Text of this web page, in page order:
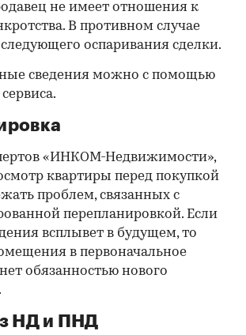
не имеет отношения к
В противном случае
оспаривания сделки.
сведения можно с помощью
«ИНКОМ-Недвижимости»,
квартиры перед покупкой
проблем, связанных с
перепланировкой. Если
всплывет в будущем, то
в первоначальное
обязанностью нового
НД и ПНД